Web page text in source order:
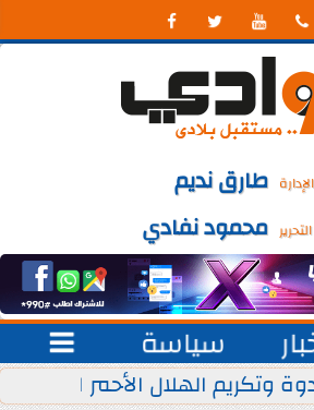
   
طارق نديم
محمود نفادي
سياسة 
وتكريم الهلال الأحمر